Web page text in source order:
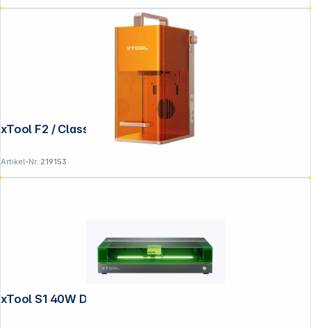
xTool F2 / Class 4
Artikel-Nr.:219153
xTool S1 40W Dark / Class 1